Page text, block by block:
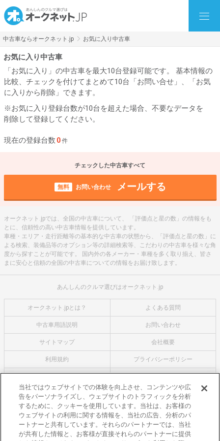
中古車ならオークネット.jp お気に入り中古車
お気に入り中古車
「お気に入り」の中古車を最大10台登録可能です。 基本情報の
比較、チェックを付けてまとめて10台「お問い合せ」、「お気
に入りから削除」できます。
※お気に入り登録台数が10台を超えた場合、不要なデータを
削除して登録してください。
現在の登録台数 0 件
チェックした中古車すべて
無料 お問い合わせ メールする
オークネット.jpでは、全国の中古車について、 「評価点と星の数」の情報をも
とに、信頼性の高い中古車情報を提供しています。
車種・エリア・走行距離等の基本的な中古車の状態から、「評価点と星の数」に
よる検索、装備品等のオプション等の詳細検索等、こだわりの中古車を様々な角
度から探すことが可能です。 国内外の各メーカー・車種を多く取り揃え、皆さ
まに安心と信頼の全国の中古車についての情報をお届け致します。
あんしんのクルマ選びはオークネット.jp
オークネット.jpとは？ よくある質問
中古車用語説明 お問い合わせ
サイトマップ 会社概要
利用規約 プライバシーポリシー
オークネットのその他のサービス
バイク関連サービス
中古バイクを探すならバイクの窓口
レンタルバイクに乗るならモトオークレンタルバイク
当社ではウェブサイトでの体験を向上させ、コンテンツや広
告をパーソナライズし、ウェブサイトのトラフィックを分析
するために、クッキーを使用しています。当社は、お客様の
ウェブサイトの利用に関する情報を、当社の広告、分析のパ
ートナーと共有しています。それらのパートナーでは、当社
が共有した情報と、お客様が直接それらのパートナーに提供